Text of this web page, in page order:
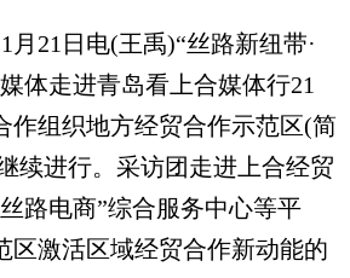
21日电(王禹)“丝路新纽带·
体走进青岛看上合媒体行21
作组织地方经贸合作示范区(简
续进行。采访团走进上合经贸
路电商”综合服务中心等平
区激活区域经贸合作新动能的